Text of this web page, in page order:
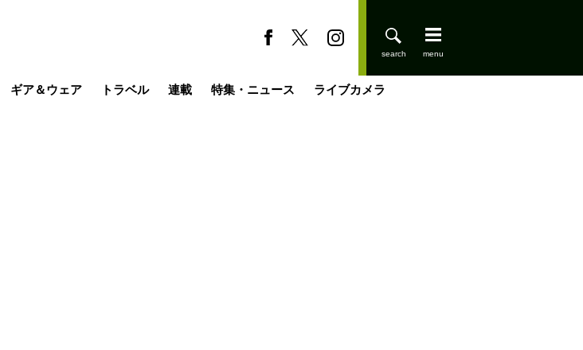
ギア＆ウェア トラベル 連載 特集・ニュース ライブカメラ